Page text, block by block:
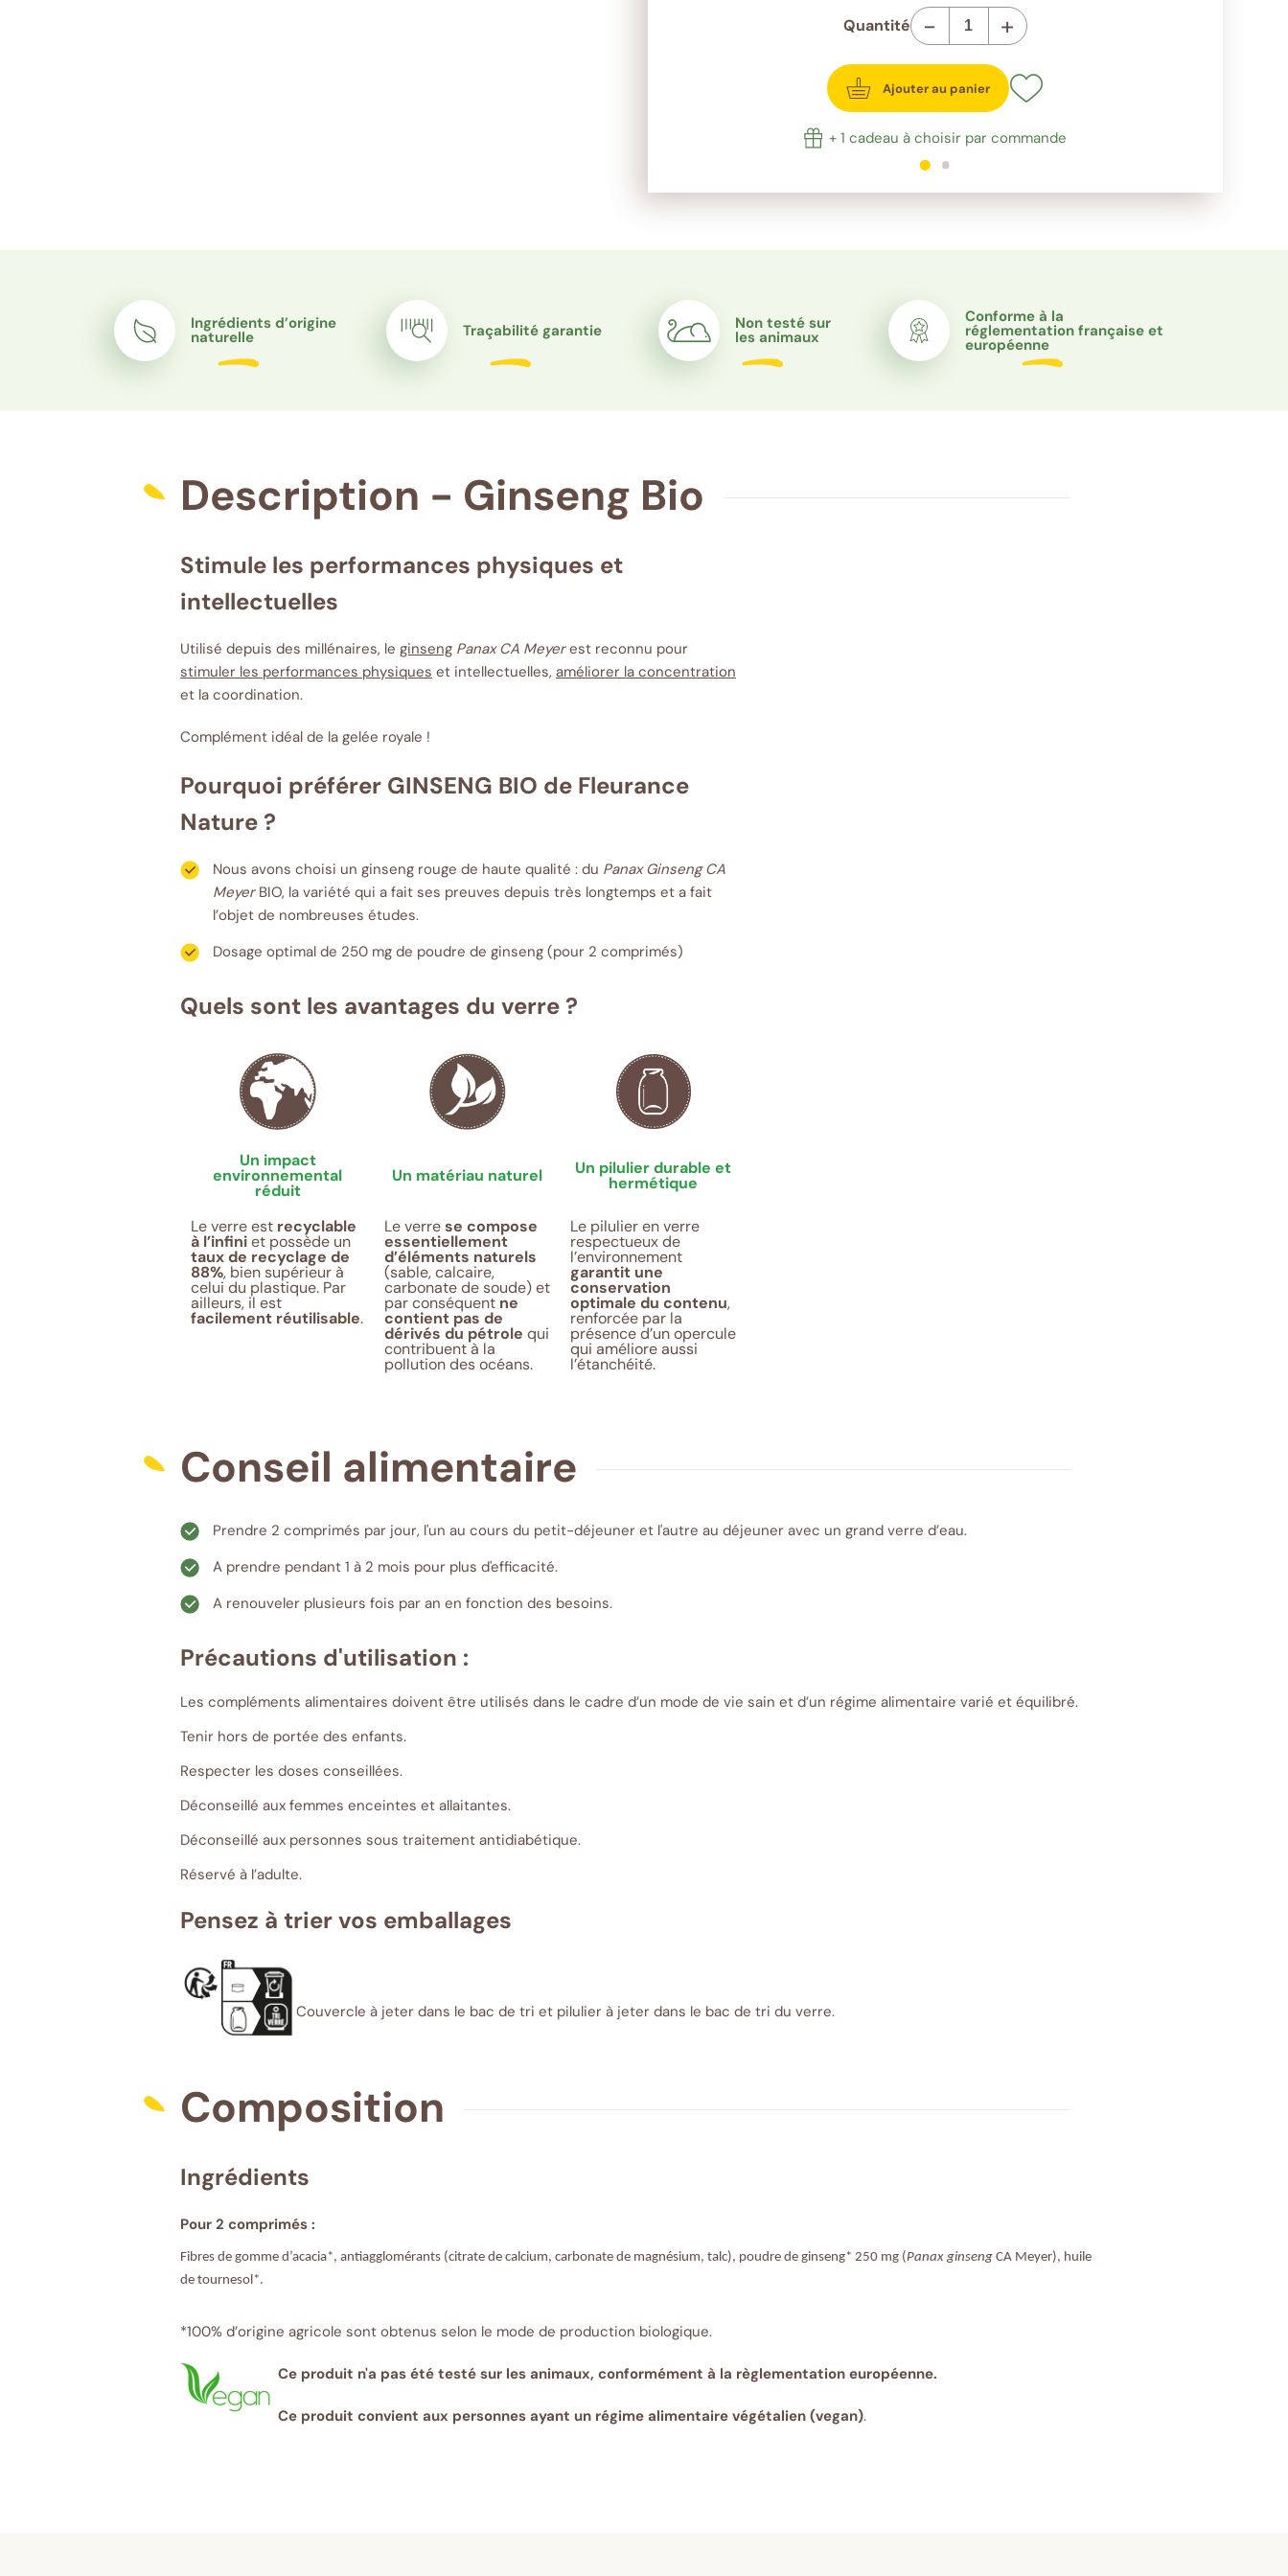
Quantité - +
Ajouter au panier
+ 1 cadeau à choisir par commande
1sur 2 2sur 2
Ingrédients d’origine
naturelle Traçabilité garantie Non testé sur
les animaux
Conforme à la
réglementation française et
européenne
Description - Ginseng Bio
Stimule les performances physiques et
intellectuelles
Utilisé depuis des millénaires, le ginseng Panax CA Meyerest reconnu pour
stimuler les performances physiques et intellectuelles, améliorer la concentration
et la coordination.
Complément idéal de la gelée royale !
Pourquoi préférer GINSENG BIO de Fleurance
Nature ?
Nous avons choisi un ginseng rouge de haute qualité : du Panax Ginseng CA
MeyerBIO, la variété qui a fait ses preuves depuis très longtemps et a fait
l’objet de nombreuses études.
Dosage optimal de 250 mg de poudre de ginseng (pour 2 comprimés)
Quels sont les avantages du verre ?
Un impact
environnemental
réduit
Un matériau naturel Un pilulier durable et
hermétique
Le verre est recyclable
à l’infiniet possède un
taux de recyclage de
88%, bien supérieur à
celui du plastique. Par
ailleurs, il est
facilement réutilisable.
Le verrese compose
essentiellement
d’éléments naturels
(sable, calcaire,
carbonate de soude) et
par conséquent ne
contient pas de
dérivés du pétrole qui
contribuent à la
pollution des océans.
Le pilulier en verre
respectueux de
l’environnement
garantit une
conservation
optimale du contenu,
renforcée par la
présence d’un opercule
qui améliore aussi
l’étanchéité.
Conseil alimentaire
Prendre 2 comprimés par jour, l'un au cours du petit-déjeuner et l'autre au déjeuner avec un grand verre d’eau.
A prendre pendant 1 à 2 mois pour plus d'efficacité.
A renouveler plusieurs fois par an en fonction des besoins.
Précautions d'utilisation :
Les compléments alimentaires doivent être utilisés dans le cadre d’un mode de vie sain et d’un régime alimentaire varié et équilibré.
Tenir hors de portée des enfants.
Respecter les doses conseillées.
Déconseillé aux femmes enceintes et allaitantes.
Déconseillé aux personnes sous traitement antidiabétique.
Réservé à l’adulte.
Pensez à trier vos emballages
Couvercle à jeter dans le bac de tri et pilulier à jeter dans le bac de tri du verre.
Composition
Ingrédients
Pour 2 comprimés :
Fibres de gomme d’acacia*, antiagglomérants (citrate de calcium, carbonate de magnésium, talc), poudre de ginseng* 250 mg (Panax ginseng CA Meyer), huile
de tournesol*.
*100% d’origine agricole sont obtenus selon le mode de production biologique.
Ce produit n'a pas été testé sur les animaux, conformément à la règlementation européenne.
Ce produit convient aux personnes ayant un régime alimentaire végétalien (vegan).